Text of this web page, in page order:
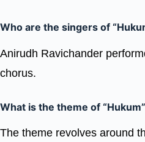
Who are the singers of
Anirudh Ravichander
chorus.
What is the theme of
The theme revolves around